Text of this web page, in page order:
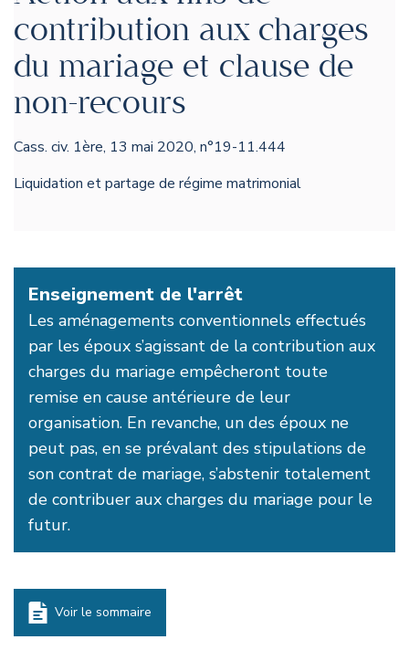
contribution aux charges
du mariage et clause de
non-recours
Cass. civ. 1ère, 13 mai 2020, n°19-11.444
Liquidation et partage de régime matrimonial
Enseignement de l'arrêt
Les aménagements conventionnels effectués
par les époux s’agissant de la contribution aux
charges du mariage empêcheront toute
remise en cause antérieure de leur
organisation. En revanche, un des époux ne
peut pas, en se prévalant des stipulations de
son contrat de mariage, s’abstenir totalement
de contribuer aux charges du mariage pour le
futur.
Voir le sommaire